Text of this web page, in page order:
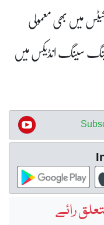
میں بھی معمولی
سینگ انڈیکس میں
رائے